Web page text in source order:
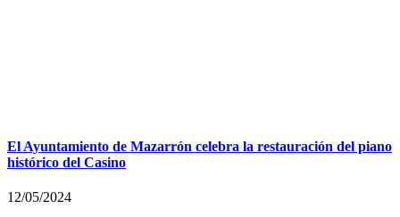
El Ayuntamiento de Mazarrón celebra la restauración del piano
histórico del Casino
12/05/2024